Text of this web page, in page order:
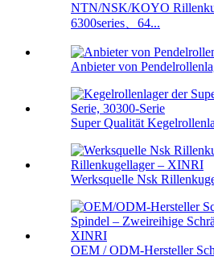
NTN/NSK/KOYO
6300series、64...
Anbieter von
Super Qualität
Werksquelle Nsk
OEM / ODM-Hersteller